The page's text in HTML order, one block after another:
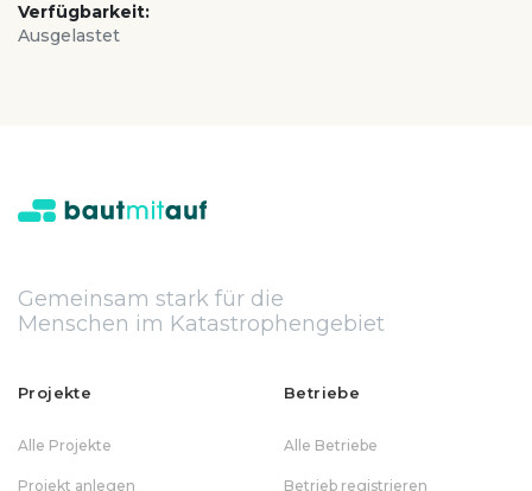
Verfügbarkeit:
Ausgelastet
Gemeinsam stark für die
Menschen im Katastrophengebiet
Projekte
Alle Projekte
Projekt anlegen
Betriebe
Alle Betriebe
Betrieb registrieren